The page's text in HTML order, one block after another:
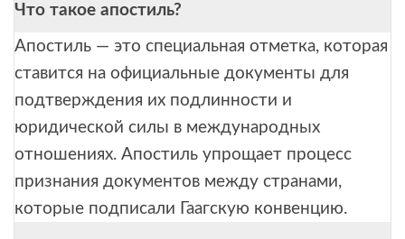
Что такое апостиль?
Апостиль — это специальная отметка, которая
ставится на официальные документы для
подтверждения их подлинности и
юридической силы в международных
отношениях. Апостиль упрощает процесс
признания документов между странами,
которые подписали Гаагскую конвенцию.